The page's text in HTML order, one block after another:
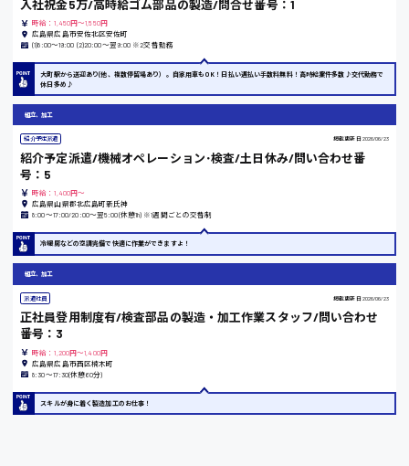
東京都
島根県
香川県
愛知県
時給1200円〜
時給1100円〜
入社祝金5万/高時給ゴム部品の製造/問合せ番号：1
時給：1,450円～1,550円
広島県広島市安佐北区安佐町
(1)8:00〜19:00 (2)20:00〜翌9:00 ※2交替勤務
大町駅から送迎あり(他、複数停留場あり）。自家用車もOK！日払い週払い手数料無料！高時給案件多数♪交代勤務で
休日多め♪
組立、加工
紹介予定派遣 掲載更新日 2026/06/23
紹介予定派遣/機械オペレーション･検査/土日休み/問い合わせ番
号：5
時給：1,400円～
広島県山県郡北広島町新氏神
8:00〜17:00/20:00〜翌5:00(休憩1h) ※1週間ごとの交替制
冷暖房などの空調完備で快適に作業ができますよ！
組立、加工
派遣社員 掲載更新日 2026/06/23
正社員登用制度有/検査部品の製造・加工作業スタッフ/問い合わせ
番号：3
時給：1,200円～1,400円
広島県広島市西区楠木町
8:30〜17:30(休憩60分)
スキルが身に着く製造加工のお仕事！